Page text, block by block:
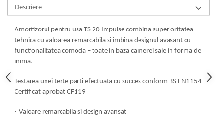
Descriere
Amortizorul pentru usa TS 90 Impulse combina superioritatea
tehnica cu valoarea remarcabila si imbina designul avasant cu
functionalitatea comoda – toate in baza camerei sale in forma de
inima.
Testarea unei terte parti efectuata cu succes conform BS EN1154
Certificat aprobat CF119
· Valoare remarcabila si design avansat